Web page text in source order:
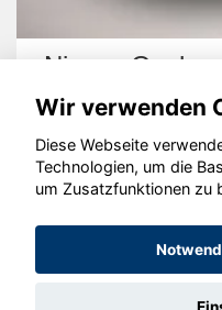
Nissan
©
Wir verwenden
Diese Webseite
Technologien, um die
um Zusatzfunktionen zu